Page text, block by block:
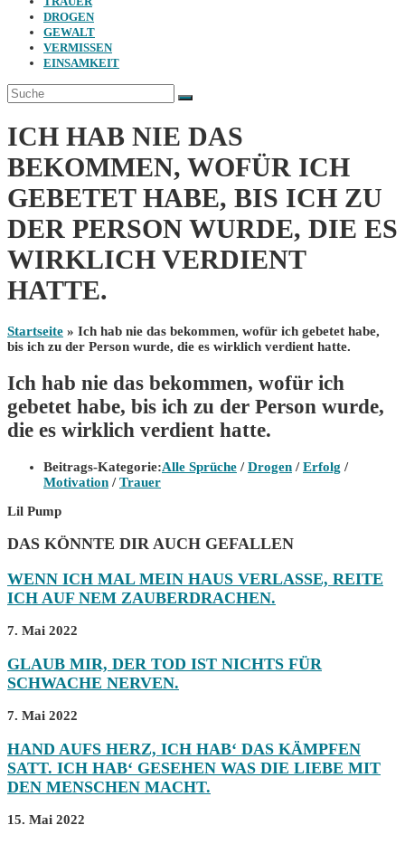
DROGEN
GEWALT
VERMISSEN
EINSAMKEIT
ICH HAB NIE DAS
BEKOMMEN, WOFÜR ICH
GEBETET HABE, BIS ICH ZU
DER PERSON WURDE, DIE ES
WIRKLICH VERDIENT
HATTE.
Startseite » Ich hab nie das bekommen, wofür ich gebetet habe,
bis ich zu der Person wurde, die es wirklich verdient hatte.
Ich hab nie das bekommen, wofür ich
gebetet habe, bis ich zu der Person wurde,
die es wirklich verdient hatte.
Beitrags-Kategorie:Alle Sprüche / Drogen / Erfolg /
Motivation / Trauer
Lil Pump
DAS KÖNNTE DIR AUCH GEFALLEN
WENN ICH MAL MEIN HAUS VERLASSE, REITE
ICH AUF NEM ZAUBERDRACHEN.
7. Mai 2022
GLAUB MIR, DER TOD IST NICHTS FÜR
SCHWACHE NERVEN.
7. Mai 2022
HAND AUFS HERZ, ICH HAB‘ DAS KÄMPFEN
SATT. ICH HAB‘ GESEHEN WAS DIE LIEBE MIT
DEN MENSCHEN MACHT.
15. Mai 2022